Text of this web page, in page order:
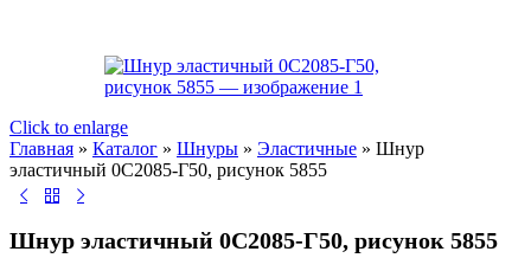
Click to enlarge
Главная » Каталог » Шнуры » Эластичные » Шнур
эластичный 0С2085-Г50, рисунок 5855
Шнур эластичный 0С2085-Г50, рисунок 5855